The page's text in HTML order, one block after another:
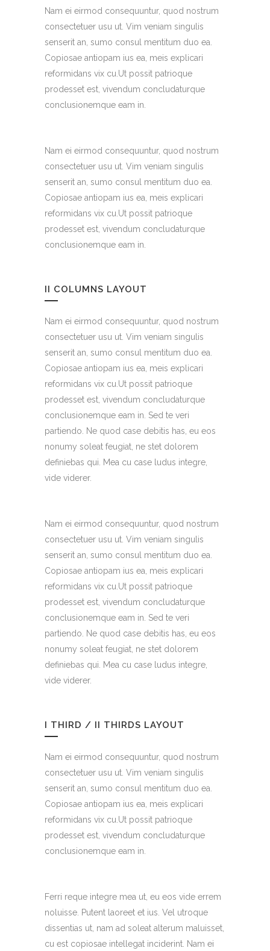
Nam ei eirmod consequuntur, quod nostrum
consectetuer usu ut. Vim veniam singulis
senserit an, sumo consul mentitum duo ea.
Copiosae antiopam ius ea, meis explicari
reformidans vix cu.Ut possit patrioque
prodesset est, vivendum concludaturque
conclusionemque eam in.
Nam ei eirmod consequuntur, quod nostrum
consectetuer usu ut. Vim veniam singulis
senserit an, sumo consul mentitum duo ea.
Copiosae antiopam ius ea, meis explicari
reformidans vix cu.Ut possit patrioque
prodesset est, vivendum concludaturque
conclusionemque eam in.
II COLUMNS LAYOUT
Nam ei eirmod consequuntur, quod nostrum
consectetuer usu ut. Vim veniam singulis
senserit an, sumo consul mentitum duo ea.
Copiosae antiopam ius ea, meis explicari
reformidans vix cu.Ut possit patrioque
prodesset est, vivendum concludaturque
conclusionemque eam in. Sed te veri
partiendo. Ne quod case debitis has, eu eos
nonumy soleat feugiat, ne stet dolorem
definiebas qui. Mea cu case ludus integre,
vide viderer.
Nam ei eirmod consequuntur, quod nostrum
consectetuer usu ut. Vim veniam singulis
senserit an, sumo consul mentitum duo ea.
Copiosae antiopam ius ea, meis explicari
reformidans vix cu.Ut possit patrioque
prodesset est, vivendum concludaturque
conclusionemque eam in. Sed te veri
partiendo. Ne quod case debitis has, eu eos
nonumy soleat feugiat, ne stet dolorem
definiebas qui. Mea cu case ludus integre,
vide viderer.
I THIRD / II THIRDS LAYOUT
Nam ei eirmod consequuntur, quod nostrum
consectetuer usu ut. Vim veniam singulis
senserit an, sumo consul mentitum duo ea.
Copiosae antiopam ius ea, meis explicari
reformidans vix cu.Ut possit patrioque
prodesset est, vivendum concludaturque
conclusionemque eam in.
Ferri reque integre mea ut, eu eos vide errem
noluisse. Putent laoreet et ius. Vel utroque
dissentias ut, nam ad soleat alterum maluisset,
cu est copiosae intellegat inciderint. Nam ei